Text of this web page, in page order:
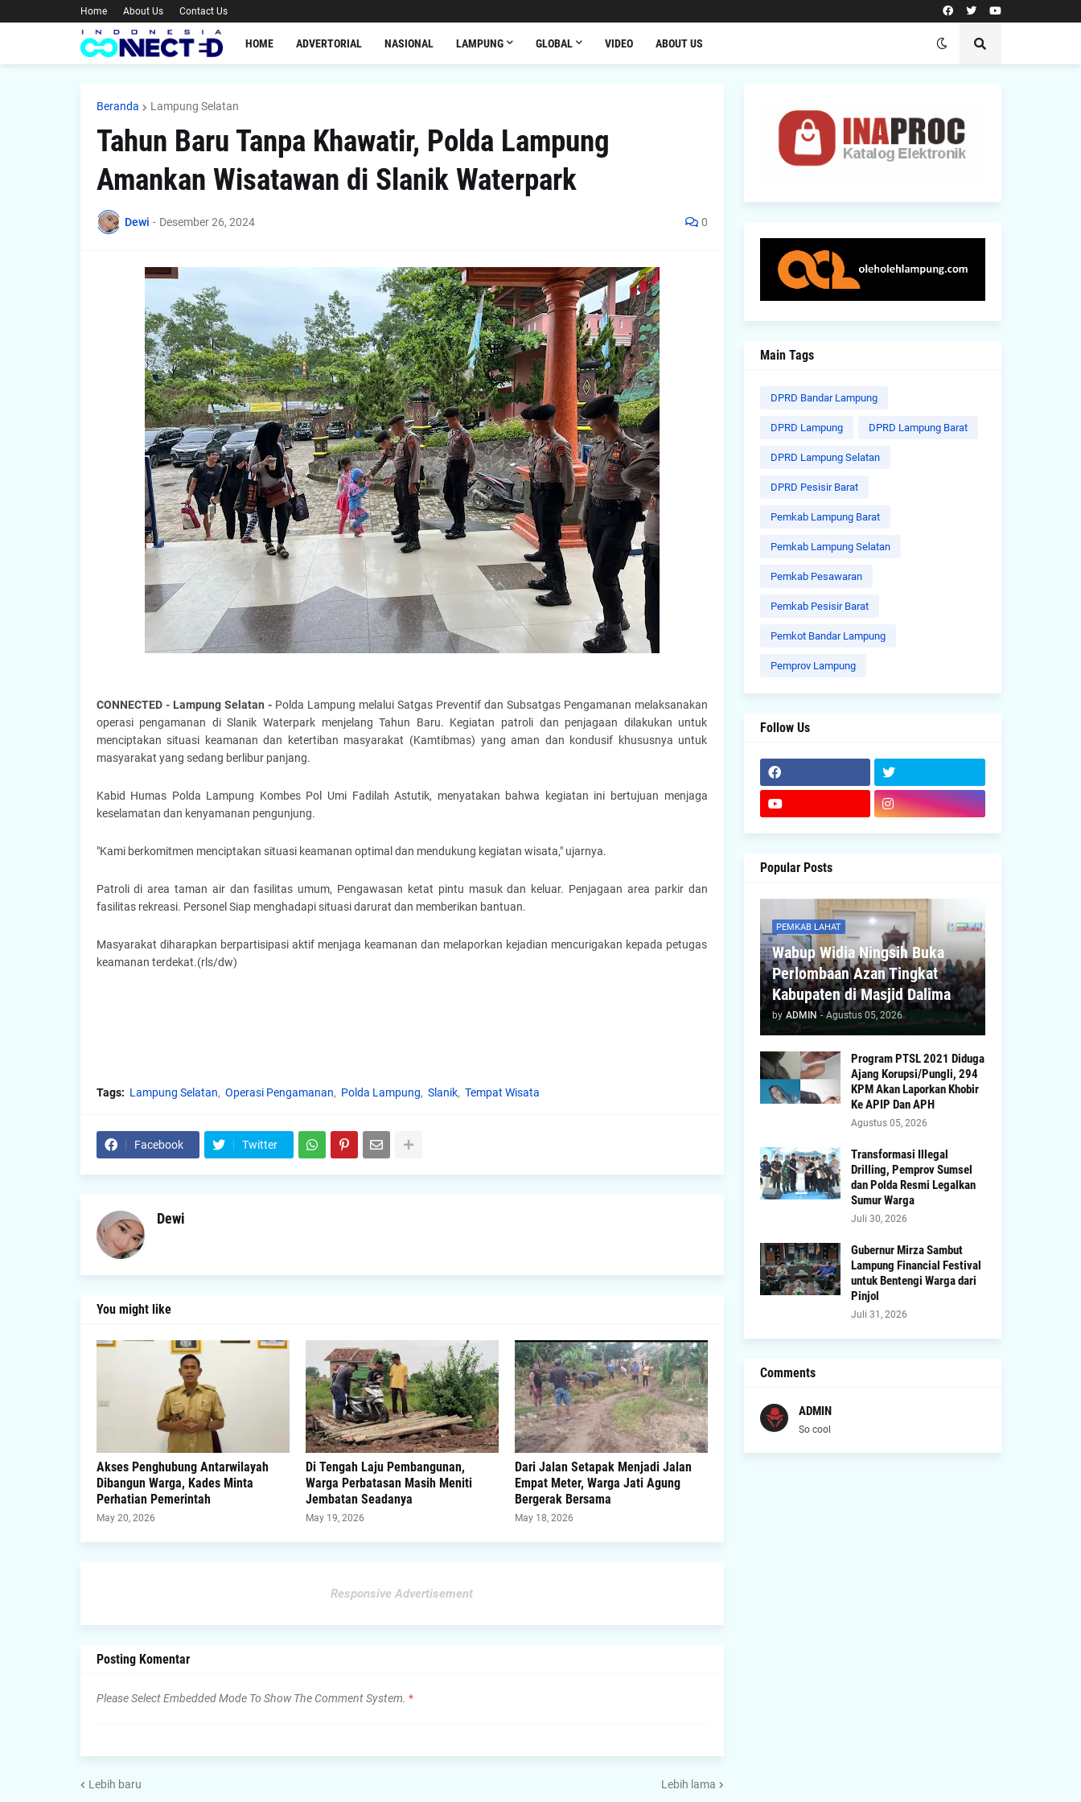
Home About Us Contact Us
HOME ADVERTORIAL NASIONAL LAMPUNG GLOBAL VIDEO ABOUT US
Beranda Lampung Selatan
Tahun Baru Tanpa Khawatir, Polda Lampung
Amankan Wisatawan di Slanik Waterpark
Dewi - Desember 26, 2024 0
CONNECTED - Lampung Selatan - Polda Lampung melalui Satgas Preventif dan Subsatgas Pengamanan melaksanakan
operasi pengamanan di Slanik Waterpark menjelang Tahun Baru. Kegiatan patroli dan penjagaan dilakukan untuk
menciptakan situasi keamanan dan ketertiban masyarakat (Kamtibmas) yang aman dan kondusif khususnya untuk
masyarakat yang sedang berlibur panjang.
Kabid Humas Polda Lampung Kombes Pol Umi Fadilah Astutik, menyatakan bahwa kegiatan ini bertujuan menjaga
keselamatan dan kenyamanan pengunjung.
"Kami berkomitmen menciptakan situasi keamanan optimal dan mendukung kegiatan wisata," ujarnya.
Patroli di area taman air dan fasilitas umum, Pengawasan ketat pintu masuk dan keluar. Penjagaan area parkir dan
fasilitas rekreasi. Personel Siap menghadapi situasi darurat dan memberikan bantuan.
Masyarakat diharapkan berpartisipasi aktif menjaga keamanan dan melaporkan kejadian mencurigakan kepada petugas
keamanan terdekat.(rls/dw)
Tags: Lampung Selatan Operasi Pengamanan Polda Lampung Slanik Tempat Wisata
Facebook Twitter
Dewi
You might like
Akses Penghubung Antarwilayah
Dibangun Warga, Kades Minta
Perhatian Pemerintah
May 20, 2026
Di Tengah Laju Pembangunan,
Warga Perbatasan Masih Meniti
Jembatan Seadanya
May 19, 2026
Dari Jalan Setapak Menjadi Jalan
Empat Meter, Warga Jati Agung
Bergerak Bersama
May 18, 2026
Responsive Advertisement
Posting Komentar
Please Select Embedded Mode To Show The Comment System. *
Lebih baru Lebih lama
Main Tags
DPRD Bandar Lampung
DPRD Lampung DPRD Lampung Barat
DPRD Lampung Selatan
DPRD Pesisir Barat
Pemkab Lampung Barat
Pemkab Lampung Selatan
Pemkab Pesawaran
Pemkab Pesisir Barat
Pemkot Bandar Lampung
Pemprov Lampung
Follow Us
Popular Posts
PEMKAB LAHAT
Wabup Widia Ningsih Buka
Perlombaan Azan Tingkat
Kabupaten di Masjid Dalima
by ADMIN - Agustus 05, 2026
Program PTSL 2021 Diduga
Ajang Korupsi/Pungli, 294
KPM Akan Laporkan Khobir
Ke APIP Dan APH
Agustus 05, 2026
Transformasi Illegal
Drilling, Pemprov Sumsel
dan Polda Resmi Legalkan
Sumur Warga
Juli 30, 2026
Gubernur Mirza Sambut
Lampung Financial Festival
untuk Bentengi Warga dari
Pinjol
Juli 31, 2026
Comments
ADMIN
So cool